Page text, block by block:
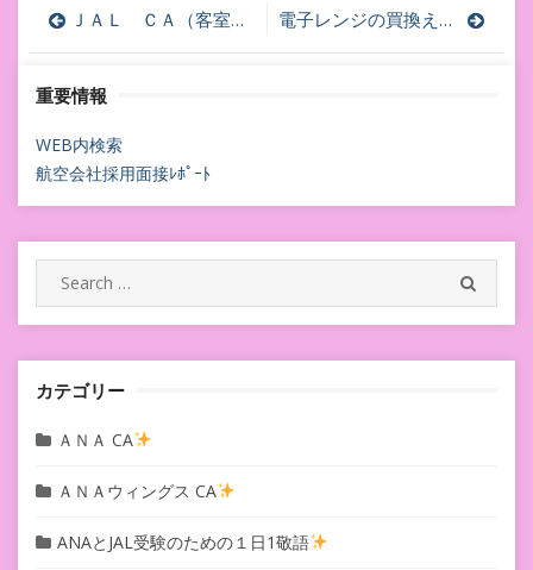
投
稿
ナ
ビ
ゲ
ー
シ
ョ
ン
ＪＡＬ ＣＡ（客室乗務員）合格に向けて☆受験レポートを販売しています☆大韓航空 エアアジアＸ面接 電子レンジの買換え？洗濯機☆冷蔵庫☆自転車☆羽田空港ベースＣＡさんが帰郷☆
重要情報
WEB内検索
航空会社採用面接ﾚﾎﾟｰﾄ
Search
for:
カテゴリー
ＡＮＡ CA
ＡＮＡウィングス CA
ANAとJAL受験のための１日1敬語